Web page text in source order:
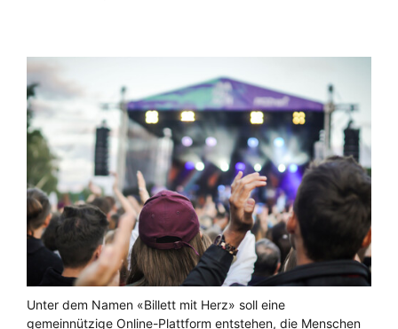
Unter dem Namen «Billett mit Herz» soll eine
gemeinnützige Online-Plattform entstehen, die Menschen